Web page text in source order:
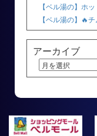
【ベル湯の】ホ
【ベル湯の】🔥
アーカイブ